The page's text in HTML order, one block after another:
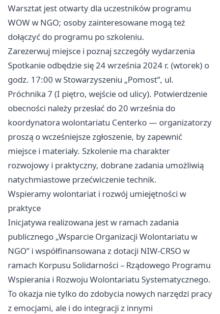
Warsztat jest otwarty dla uczestników programu
WOW w NGO; osoby zainteresowane mogą też
dołączyć do programu po szkoleniu.
Zarezerwuj miejsce i poznaj szczegóły wydarzenia
Spotkanie odbędzie się 24 września 2024 r. (wtorek) o
godz. 17:00 w Stowarzyszeniu „Pomost”, ul.
Próchnika 7 (I piętro, wejście od ulicy). Potwierdzenie
obecności należy przesłać do 20 września do
koordynatora wolontariatu Centerko — organizatorzy
proszą o wcześniejsze zgłoszenie, by zapewnić
miejsce i materiały. Szkolenie ma charakter
rozwojowy i praktyczny, dobrane zadania umożliwią
natychmiastowe przećwiczenie technik.
Wspieramy wolontariat i rozwój umiejętności w
praktyce
Inicjatywa realizowana jest w ramach zadania
publicznego „Wsparcie Organizacji Wolontariatu w
NGO” i współfinansowana z dotacji NIW-CRSO w
ramach Korpusu Solidarności – Rządowego Programu
Wspierania i Rozwoju Wolontariatu Systematycznego.
To okazja nie tylko do zdobycia nowych narzędzi pracy
z emocjami, ale i do integracji z innymi